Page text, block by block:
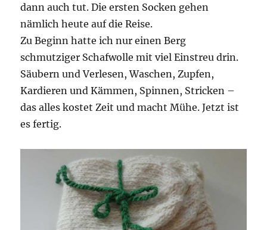
dann auch tut. Die ersten Socken gehen
nämlich heute auf die Reise.
Zu Beginn hatte ich nur einen Berg
schmutziger Schafwolle mit viel Einstreu drin.
Säubern und Verlesen, Waschen, Zupfen,
Kardieren und Kämmen, Spinnen, Stricken –
das alles kostet Zeit und macht Mühe. Jetzt ist
es fertig.